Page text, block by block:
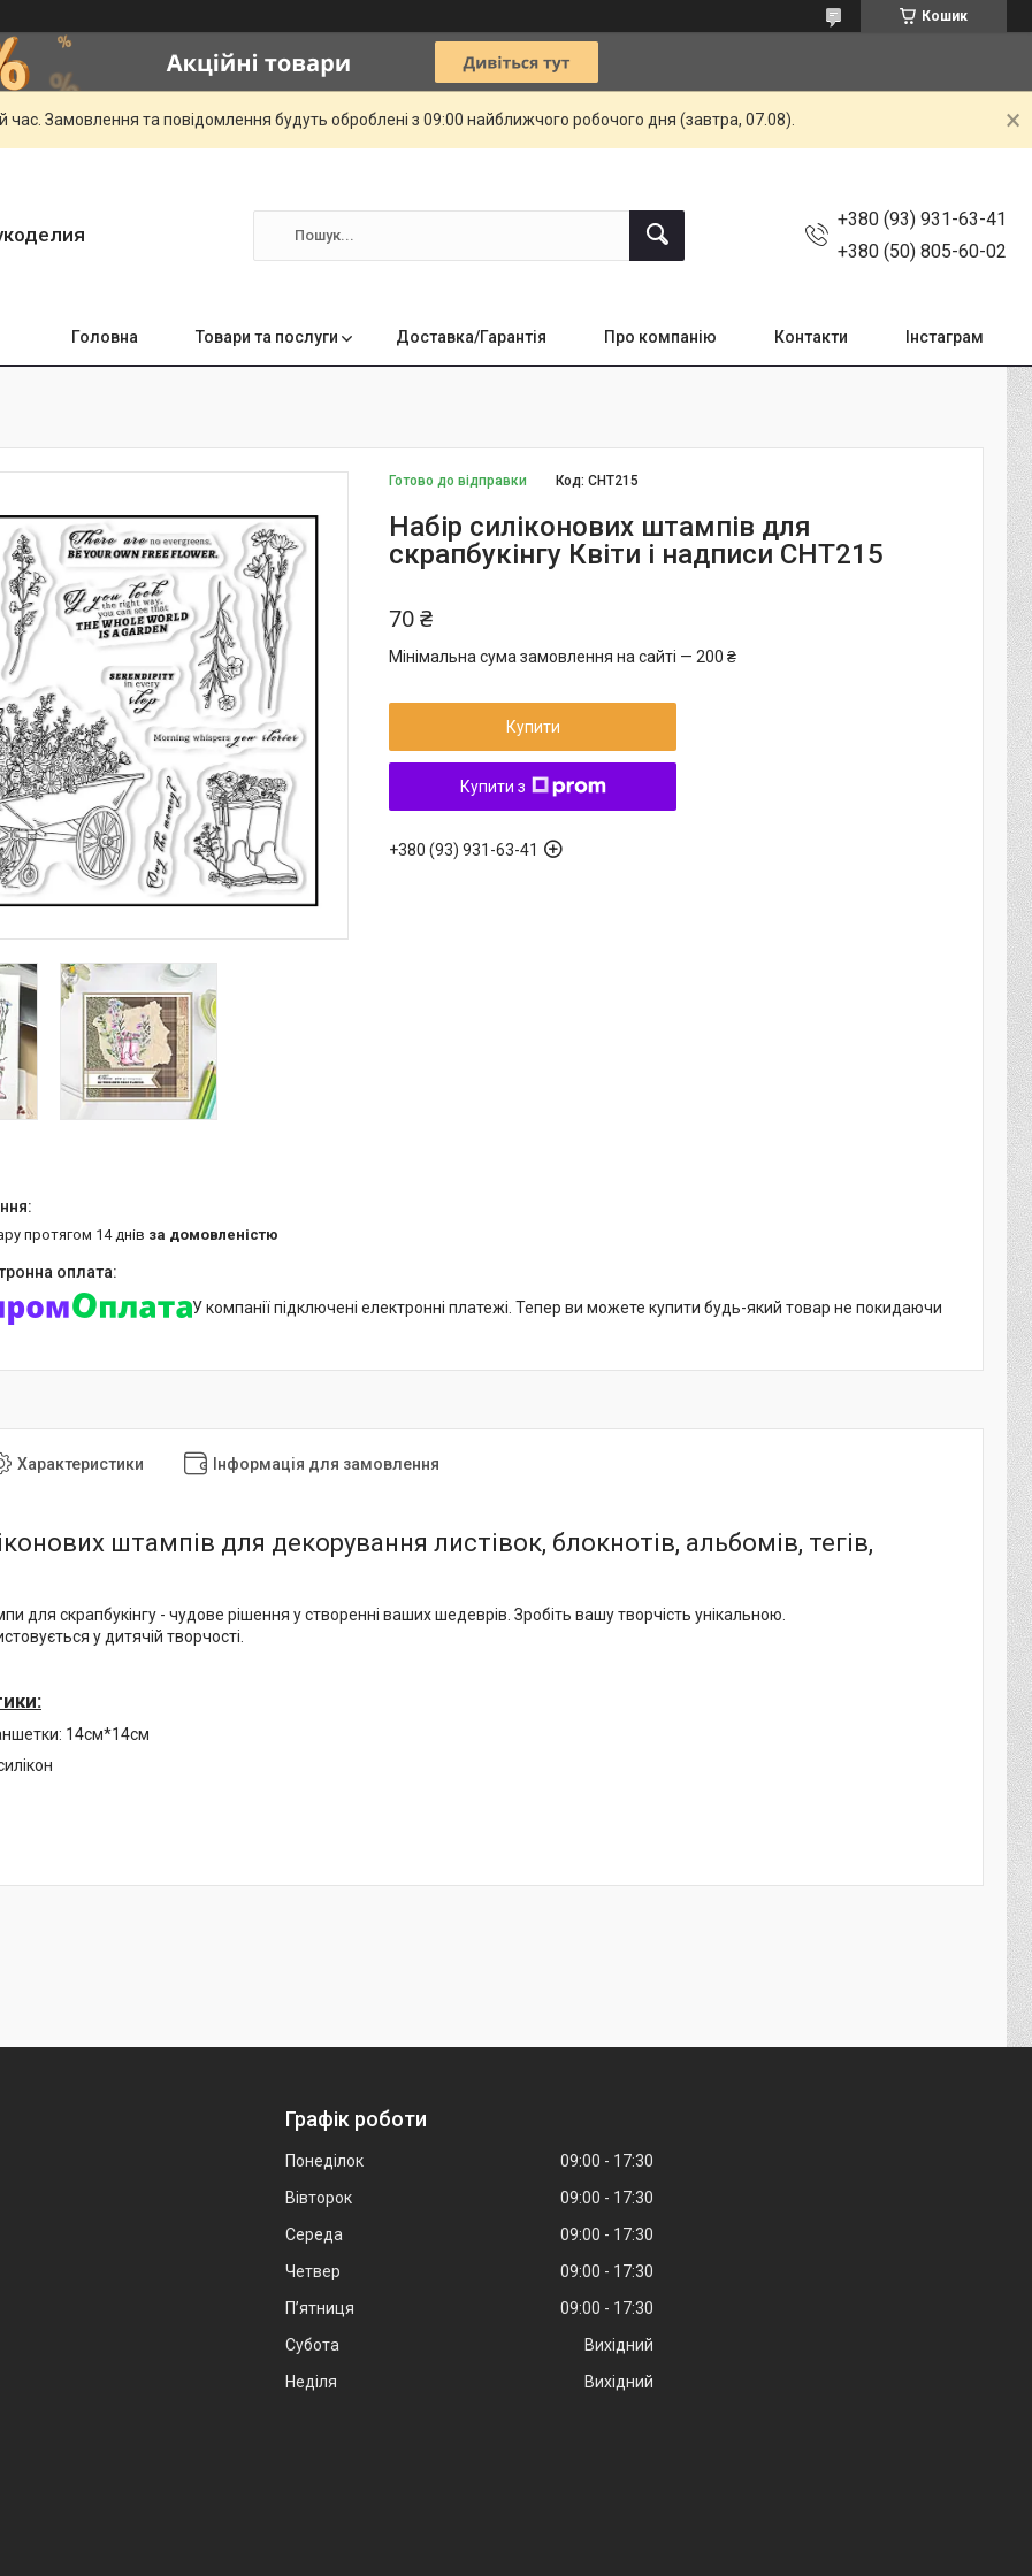
Кошик
час. Замовлення та повідомлення будуть оброблені з 09:00 найближчого робочого дня (завтра, 07.08).
+380 (93) 931-63-41
+380 (50) 805-60-02
Головна Товари та послуги Доставка/Гарантія Про компанію Контакти Інстаграм
Готово до відправки Код:CHT215
Набір силіконових штампів для
скрапбукінгу Квіти і надписи CHT215
70 ₴
Мінімальна сума замовлення на сайті — 200 ₴
Купити
Купити з
+380 (93) 931-63-41
протягом 14 днів за домовленістю
У компанії підключені електронні платежі. Тепер ви можете купити будь-який товар не покидаючи
Характеристики Інформація для замовлення
штампів для декорування листівок, блокнотів, альбомів, тегів,
для скрапбукінгу - чудове рішення у створенні ваших шедеврів. Зробіть вашу творчість унікальною.
у дитячій творчості.
14см*14см
Графік роботи
Понеділок 09:00
17:30
Вівторок
09:00
17:30
Середа
09:00
17:30
Четвер
09:00
17:30
Пʼятниця
09:00
17:30
Субота
Вихідний
Неділя
Вихідний